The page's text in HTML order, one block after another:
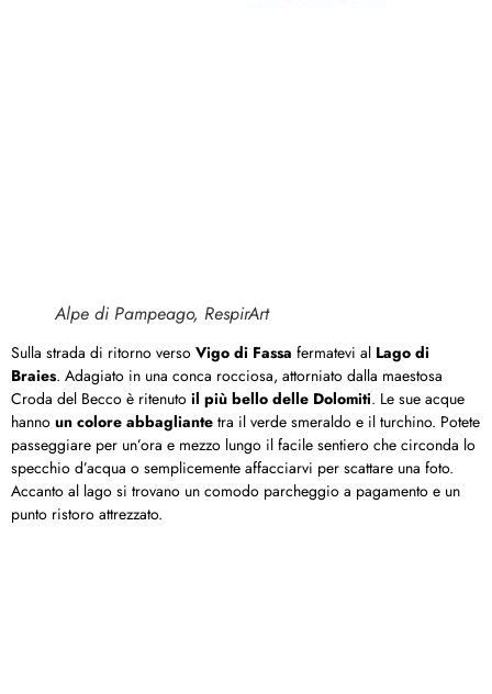
Alpe di Pampeago, RespirArt
Sulla strada di ritorno verso Vigo di Fassa fermatevi al Lago di
Braies. Adagiato in una conca rocciosa, attorniato dalla maestosa
Croda del Becco è ritenuto il più bello delle Dolomiti. Le sue acque
hanno un colore abbagliante tra il verde smeraldo e il turchino. Potete
passeggiare per un’ora e mezzo lungo il facile sentiero che circonda lo
specchio d’acqua o semplicemente affacciarvi per scattare una foto.
Accanto al lago si trovano un comodo parcheggio a pagamento e un
punto ristoro attrezzato.